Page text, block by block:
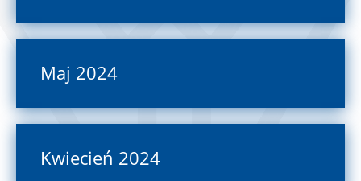
Maj 2024
Kwiecień 2024